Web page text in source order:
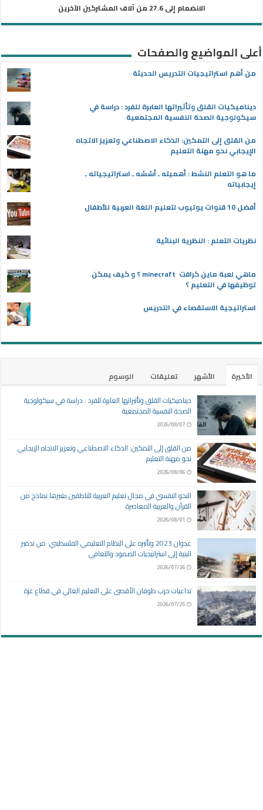
الانضمام إلى 27.6 من آلاف المشتركين الآخرين
أعلى المواضيع والصفحات
من أهم استراتيجيات التدريس الحديثة
ديناميكيات القلق وتأثيراتها العابرة للفرد : دراسة في
سيكولوجية الصحة النفسية المجتمعية
من القلق إلى التمكين: الذكاء الاصطناعي وتعزيز الاتجاه
الإيجابي نحو مهنة التعليم
ما هو التعلم النشط : أهميته ـ أسُسُه ـ استراتيجياته ـ
إيجابياته
أفضل 10 قنوات يوتيوب لتعليم اللغة العربية للأطفال
نظريات التعلم : النظرية البنائية
ماهي لعبة ماين كرافت minecraft ؟ و كيف يمكن
توظيفها في التعليم ؟
استراتيجية الاستقصاء في التدريس
الأخيرة الأشهر تعليقات
الوسوم
ديناميكيات القلق وتأثيراتها العابرة للفرد : دراسة في سيكولوجية
الصحة النفسية المجتمعية
2026/08/07
من القلق إلى التمكين: الذكاء الاصطناعي وتعزيز الاتجاه الإيجابي
نحو مهنة التعليم
2026/08/06
النحو النفسي في مجال تعليم العربية للناطقين بغيرها نماذج من
القرآن والعربية المعاصرة
2026/08/01
عدوان 2023 وتأثيره على النظام التعليمي الفلسطيني: من تدمير
البنية إلى استراتيجيات الصمود والتعافي
2026/07/26
تداعيات حرب طوفان الأقصى على التعليم العالي في قطاع غزة
2026/07/25